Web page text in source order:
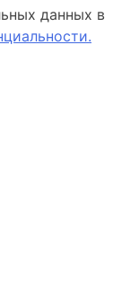
данных в